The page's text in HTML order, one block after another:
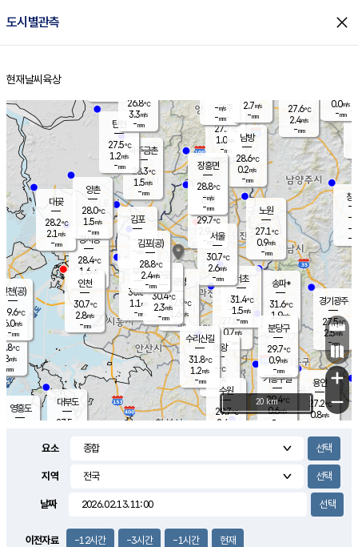
도시별관측 close
홈
현재날씨 육상
의도
℃
m/s
mm
영흥도
양주
27.7℃
1.0
-mm
과천
27.0℃
0.7m/s
- mm
용인
27.2℃
0.8m/s
경기광주
27.5℃
2.5m/s
-mm
1.1m/s
대부도
27.5
경서동
28.4℃
1.6 m/s
-mm
파주금촌
28.3℃
1.5m/s
-mm
27.6℃
2.4m/s
-mm
대곶
28.2℃
2.1 m/s
-mm
창
-
-m/
-
탄현
27.5℃
1.2m/s
-mm
0.0m/s
-mm
의왕
- ℃
m/s
mm
김포
- ℃
-m/s
mm
광명
32.9 ℃
1.6 m/s
-mm
부천
30.6℃
1.1 m/s
-mm
양촌
28.0℃
1.5m/s
-mm
구로
30.4℃
2.3m/s
-mm
은평
29.7℃
2.9 m/s
- mm
노원
27.1℃
0.9m/s
-mm
송파*
31.6℃
1.9m/s
-mm
서초
31.4℃
1.5m/s
-mm
남방
28.6℃
0.2m/s
-mm
기흥구갈
29.4℃
0.6m/s
-
수리산길
31.8℃
1.2m/s
-mm
분당구
29.7℃
0.9m/s
-mm
장흥면
28.8℃
-m/s
-mm
-m/s
-mm
인천(공)
29.6℃
6.0m/s
-mm
김포(공)
28.8℃
2.4m/s
-mm
수원
29.7℃
2.4 m/s
인천
30.7℃
2.8m/s
-mm
서울
30.7℃
2.6m/s
-mm
26.8℃
3.3m/s
-mm
2.7m/s
-mm
+
−
20 km
요소
지역
날짜
이전자료 -12시간 -3시간 -1시간 현재